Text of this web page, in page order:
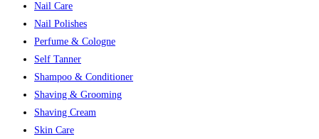
Nail Care
Nail Polishes
Perfume & Cologne
Self Tanner
Shampoo & Conditioner
Shaving & Grooming
Shaving Cream
Skin Care